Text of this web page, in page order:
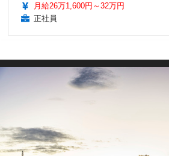
月給26万1,600円～32万円
正社員